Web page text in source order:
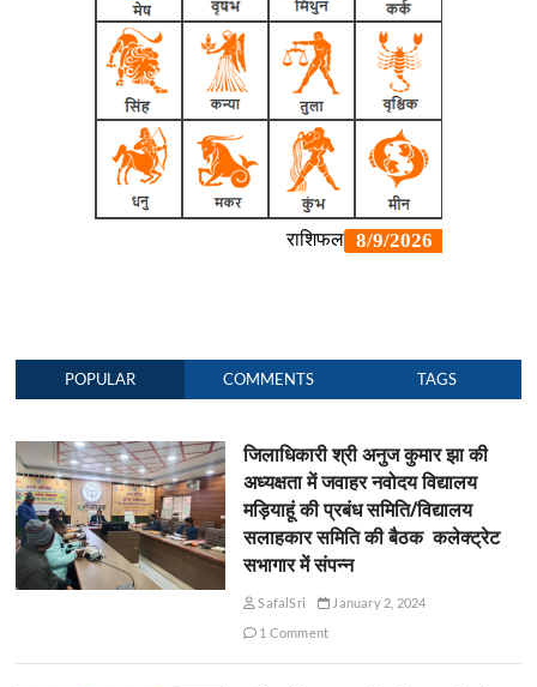
POPULAR COMMENTS TAGS
जिलाधिकारी श्री अनुज कुमार झा की
अध्यक्षता में जवाहर नवोदय विद्यालय
मड़ियाहूं की प्रबंध समिति/विद्यालय
सलाहकार समिति की बैठक कलेक्ट्रेट
सभागार में संपन्न
SafalSri
January 2, 2024
1 Comment